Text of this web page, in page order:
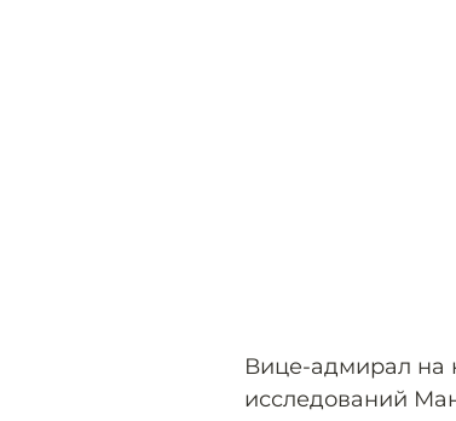
Вице-адмирал на
исследований